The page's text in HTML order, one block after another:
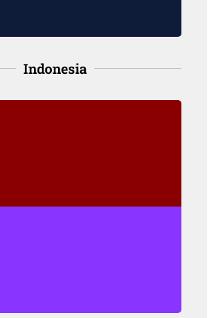
Indonesia